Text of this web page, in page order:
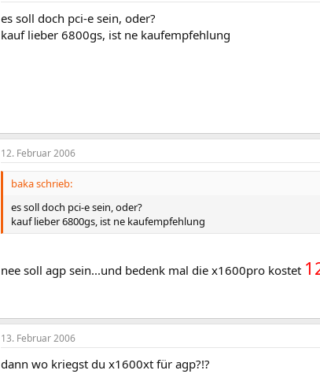
es soll doch pci-e sein, oder?
kauf lieber 6800gs, ist ne kaufempfehlung
12. Februar 2006
baka schrieb:
es soll doch pci-e sein, oder?
kauf lieber 6800gs, ist ne kaufempfehlung
nee soll agp sein...und bedenk mal die x1600pro kostet
13. Februar 2006
dann wo kriegst du x1600xt für agp?!?